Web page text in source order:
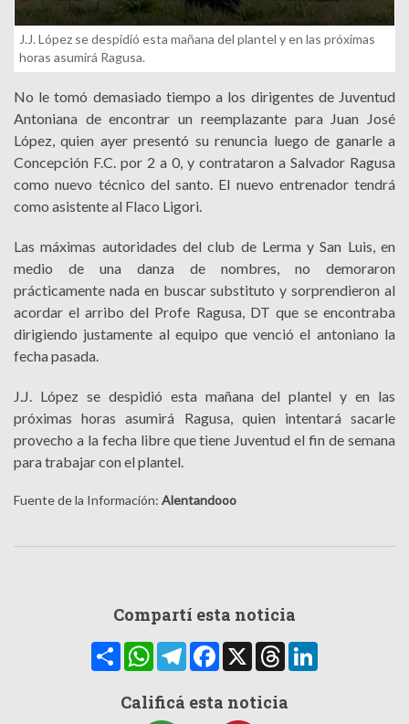
J.J. López se despidió esta mañana del plantel y en las próximas
horas asumirá Ragusa.
No le tomó demasiado tiempo a los dirigentes de Juventud
Antoniana de encontrar un reemplazante para Juan José
López, quien ayer presentó su renuncia luego de ganarle a
Concepción F.C. por 2 a 0, y contrataron a Salvador Ragusa
como nuevo técnico del santo. El nuevo entrenador tendrá
como asistente al Flaco Ligori.
Las máximas autoridades del club de Lerma y San Luis, en
medio de una danza de nombres, no demoraron
prácticamente nada en buscar substituto y sorprendieron al
acordar el arribo del Profe Ragusa, DT que se encontraba
dirigiendo justamente al equipo que venció el antoniano la
fecha pasada.
J.J. López se despidió esta mañana del plantel y en las
próximas horas asumirá Ragusa, quien intentará sacarle
provecho a la fecha libre que tiene Juventud el fin de semana
para trabajar con el plantel.
Fuente de la Información: Alentandooo
Compartí esta noticia
CompartirWhatsAppTelegramFacebook
X Threads
Calificá esta noticia